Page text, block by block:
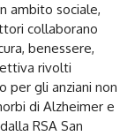
ambito sociale,
collaborano
benessere,
rivolti
per gli anziani non
di Alzheimer e
RSA San